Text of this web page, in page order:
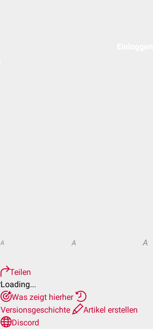
A A A
Teilen
Loading...
Was zeigt hierher
Versionsgeschichte
Artikel erstellen
Discord